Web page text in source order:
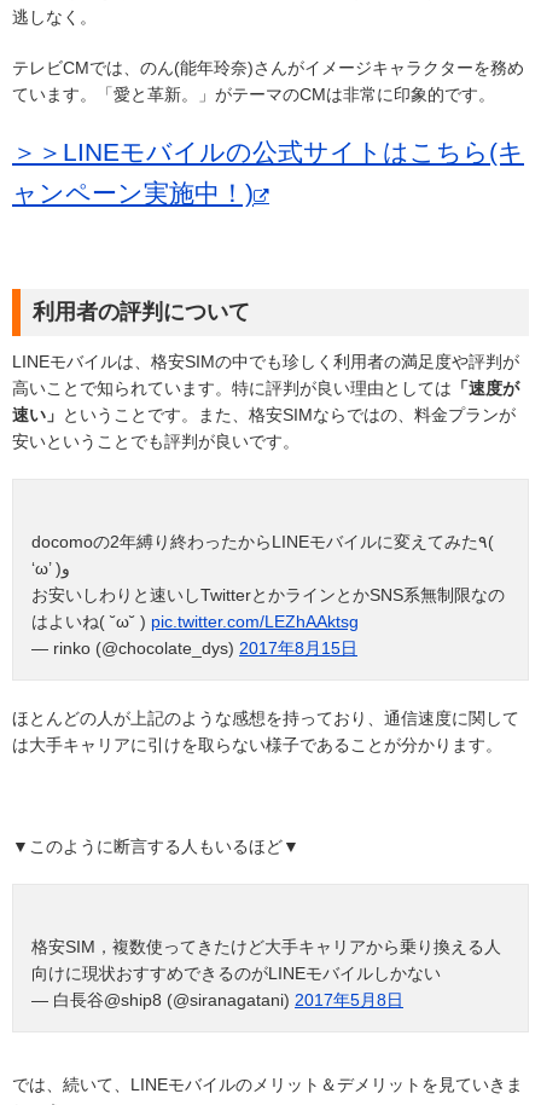
逃しなく。
テレビCMでは、のん(能年玲奈)さんがイメージキャラクターを務め
ています。「愛と革新。」がテーマのCMは非常に印象的です。
＞＞LINEモバイルの公式サイトはこちら(キ
ャンペーン実施中！)
利用者の評判について
LINEモバイルは、格安SIMの中でも珍しく利用者の満足度や評判が
高いことで知られています。特に評判が良い理由としては 「速度が
速い」 ということです。また、格安SIMならではの、料金プランが
安いということでも評判が良いです。
docomoの2年縛り終わったからLINEモバイルに変えてみた٩(
‘ω’ )و
お安いしわりと速いしTwitterとかラインとかSNS系無制限なの
はよいね( ˘ω˘ ) pic.twitter.com/LEZhAAktsg
— rinko (@chocolate_dys) 2017年8月15日
ほとんどの人が上記のような感想を持っており、通信速度に関して
は大手キャリアに引けを取らない様子であることが分かります。
▼このように断言する人もいるほど▼
格安SIM，複数使ってきたけど大手キャリアから乗り換える人
向けに現状おすすめできるのがLINEモバイルしかない
— 白長谷@ship8 (@siranagatani) 2017年5月8日
では、続いて、LINEモバイルのメリット＆デメリットを見ていきま